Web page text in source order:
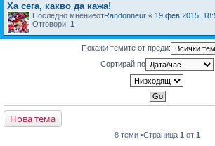
Ха сега, какво да кажа!
Последно мнениеотRandonneur « 19 фев 2015,
Отговори: 1
Покажи темите от преди:
Сортирай по
Нова тема
8 теми •Страница 1 от 1